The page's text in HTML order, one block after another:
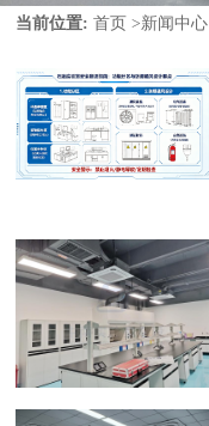
当前位置: 首页 >新闻中心